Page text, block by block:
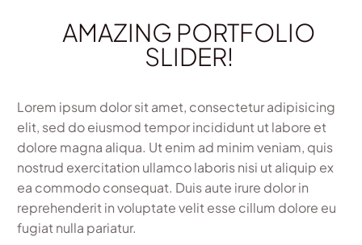
AMAZING PORTFOLIO
SLIDER!
Lorem ipsum dolor sit amet, consectetur adipisicing
elit, sed do eiusmod tempor incididunt ut labore et
dolore magna aliqua. Ut enim ad minim veniam, quis
nostrud exercitation ullamco laboris nisi ut aliquip ex
ea commodo consequat. Duis aute irure dolor in
reprehenderit in voluptate velit esse cillum dolore eu
fugiat nulla pariatur.